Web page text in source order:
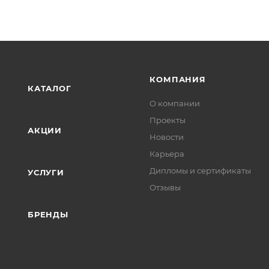
КАТАЛОГ
АКЦИИ
УСЛУГИ
БРЕНДЫ
КОМПАНИЯ
О компании
Проекты
Новости
Карьера
Дипломы и сертификаты
Отзывы